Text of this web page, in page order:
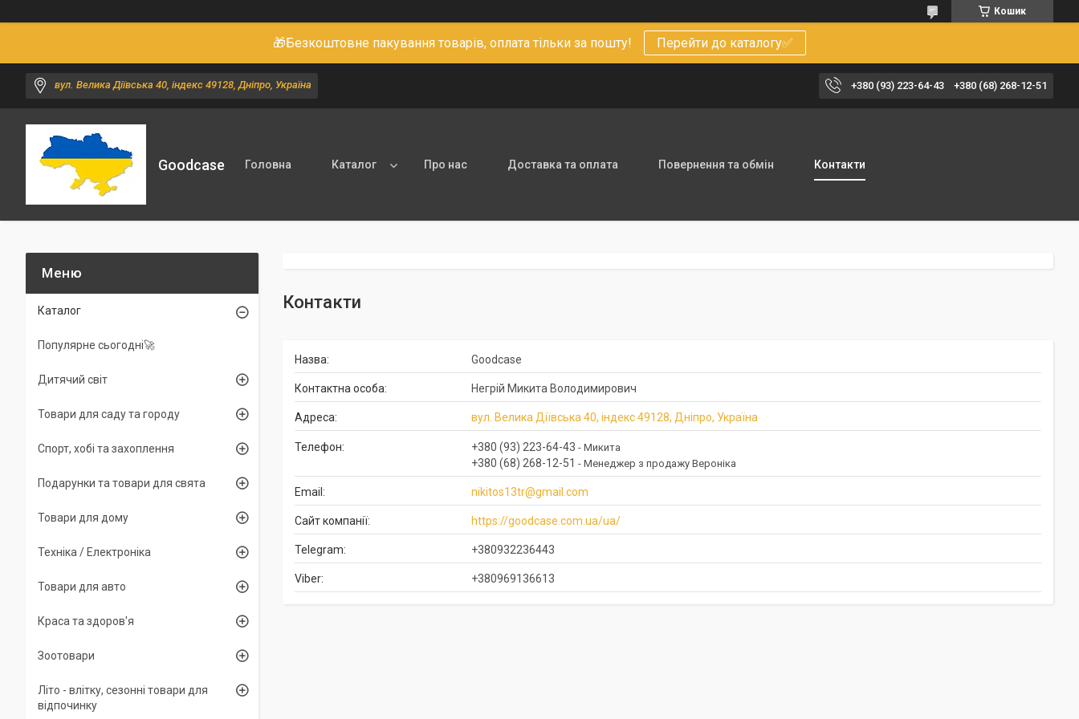
Кошик
🎁Безкоштовне пакування товарів, оплата тільки за пошту! Перейти до каталогу✅
вул. Велика Діївська 40, індекс 49128, Дніпро, Україна +380 (93) 223-64-43 +380 (68) 268-12-51
Goodcase Головна Каталог Про нас Доставка та оплата Повернення та обмін Контакти
Контакти
Goodcase
Негрій Микита Володимирович
вул. Велика Діївська 40, індекс 49128, Дніпро, Україна
+380 (93) 223-64-43 Микита
+380 (68) 268-12-51 Менеджер з продажу Вероніка
nikitos13tr@gmail.com
https://goodcase.com.ua/ua/
+380932236443
+380969136613
Каталог
Популярне сьогодні🚀
Дитячий світ
Товари для саду та городу
Спорт, хобі та захоплення
Подарунки та товари для свята
Товари для дому
Техніка / Електроніка
Товари для авто
Краса та здоров'я
Зоотовари
Літо - влітку, сезонні товари для
відпочинку